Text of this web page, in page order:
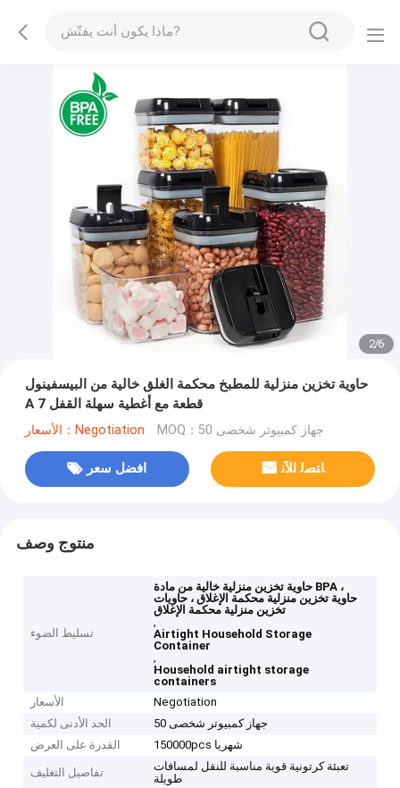
2/6
حاوية تخزين منزلية للمطبخ محكمة الغلق خالية من البيسفينول
A 7 قطعة مع أغطية سهلة القفل
الأسعار：Negotiation MOQ：50 جهاز كمبيوتر شخصى
افضل سعر ﺎﺘﺼﻟ ﺍﻶﻧ
منتوج وصف
تسليط الضوء
حاوية تخزين منزلية خالية من مادة BPA ،
حاوية تخزين منزلية محكمة الإغلاق ، حاويات
تخزين منزلية محكمة الإغلاق
,
Airtight Household Storage
Container
,
Household airtight storage
containers
الأسعار
Negotiation
الحد الأدنى لكمية
50 جهاز كمبيوتر شخصى
القدرة على العرض
150000pcs شهريا
تفاصيل التغليف
تعبئة كرتونية قوية مناسبة للنقل لمسافات
طويلة